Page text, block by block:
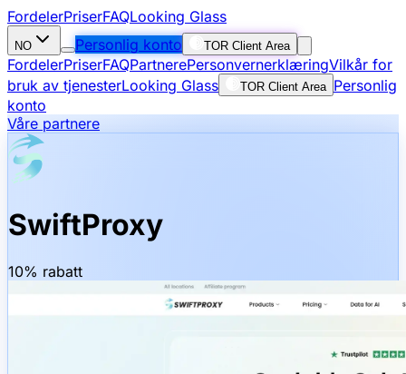
FordelerPriserFAQLooking Glass
NO Personlig konto TOR Client Area
FordelerPriserFAQPartnerePersonvernerklæringVilkår for
bruk av tjenesterLooking Glass TOR Client Area Personlig
konto
Våre partnere
SwiftProxy
10% rabatt